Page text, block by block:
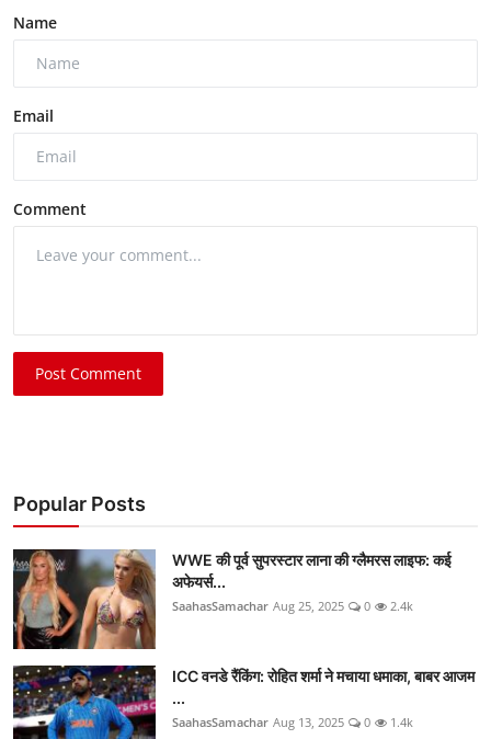
Name
Email
Comment
Post Comment
Popular Posts
WWE की पूर्व सुपरस्टार लाना की ग्लैमरस लाइफ: कई
अफेयर्स...
SaahasSamachar Aug 25, 2025 0 2.4k
ICC वनडे रैंकिंग: रोहित शर्मा ने मचाया धमाका, बाबर आजम
...
SaahasSamachar Aug 13, 2025 0 1.4k